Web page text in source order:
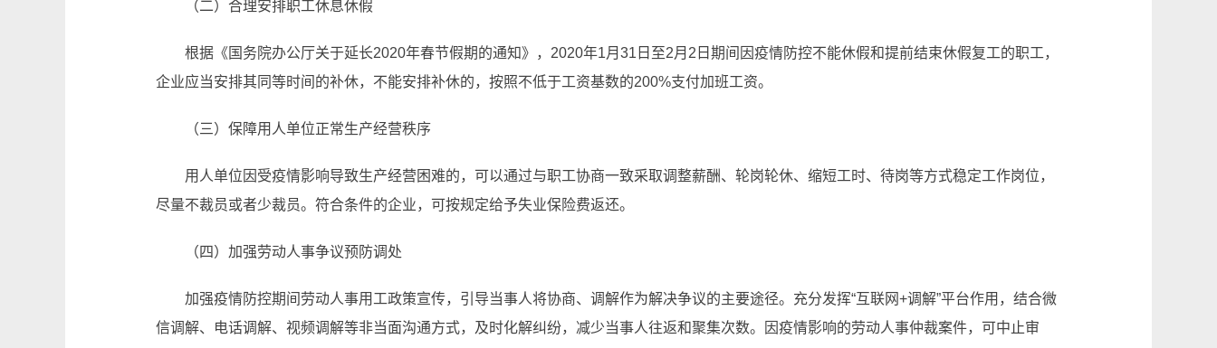
（二）合理安排职工休息休假
根据《国务院办公厅关于延长2020年春节假期的通知》，2020年1月31日至2月2日期间因疫情防控不能休假和提前结束休假复工的职工，
企业应当安排其同等时间的补休，不能安排补休的，按照不低于工资基数的200%支付加班工资。
（三）保障用人单位正常生产经营秩序
用人单位因受疫情影响导致生产经营困难的，可以通过与职工协商一致采取调整薪酬、轮岗轮休、缩短工时、待岗等方式稳定工作岗位，
尽量不裁员或者少裁员。符合条件的企业，可按规定给予失业保险费返还。
（四）加强劳动人事争议预防调处
加强疫情防控期间劳动人事用工政策宣传，引导当事人将协商、调解作为解决争议的主要途径。充分发挥“互联网+调解”平台作用，结合微
信调解、电话调解、视频调解等非当面沟通方式，及时化解纠纷，减少当事人往返和聚集次数。因疫情影响的劳动人事仲裁案件，可中止审